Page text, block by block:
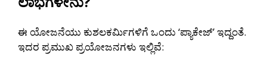
ಈ ಯೋಜನೆಯು ಕುಶಲಕರ್ಮಿಗಳಿಗೆ ಒಂದು ‘ಪ್ಯಾಕೇಜ್’ ಇದ್ದಂತೆ.
ಇದರ ಪ್ರಮುಖ ಪ್ರಯೋಜನಗಳು ಇಲ್ಲಿವೆ: